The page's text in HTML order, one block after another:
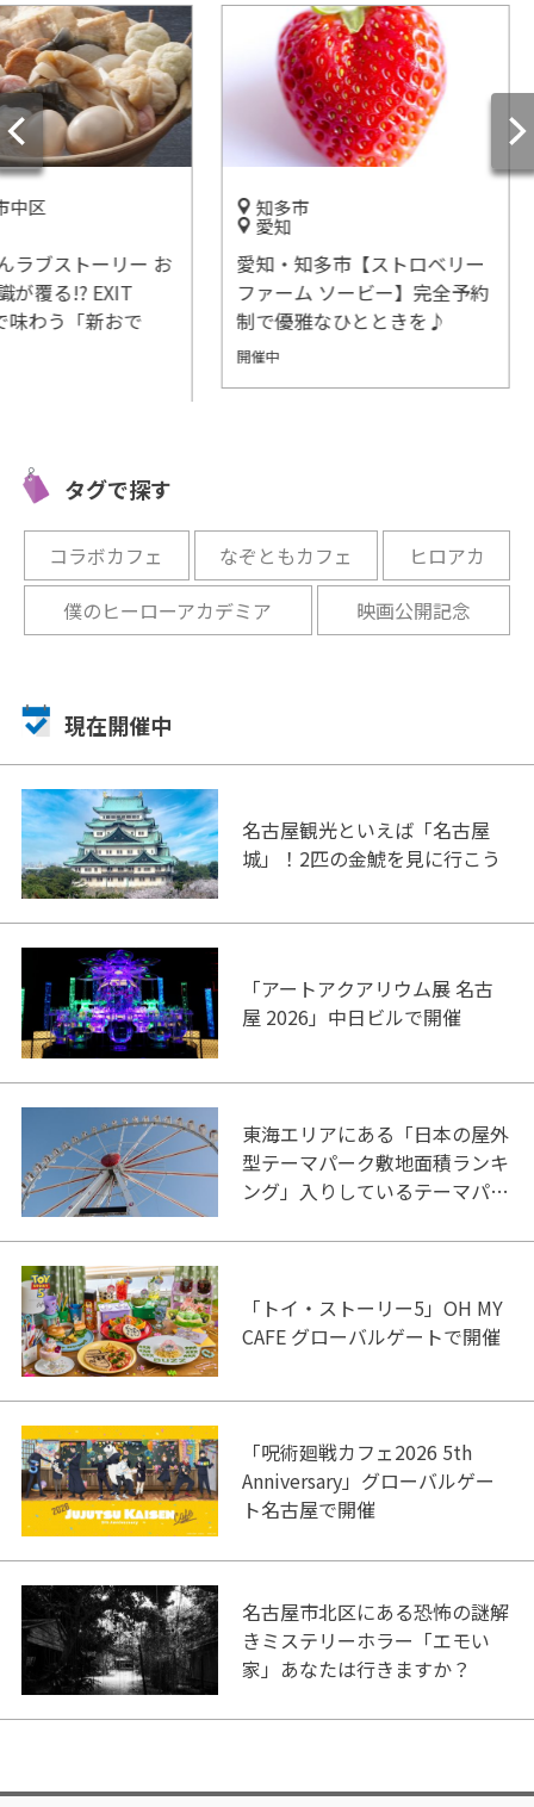
リー お
おで
愛知・知多市【ストロベリー
ファーム ソービー】完全予約
制で優雅なひとときを♪
『岐阜
施設情
タグで探す
コラボカフェ なぞともカフェ
ヒロアカ
僕のヒーローアカデミア
映画公開記念
現在開催中
名古屋観光といえば「名古屋
城」！2匹の金鯱を見に行こう
「アートアクアリウム展 名古
屋 2026」中日ビルで開催
東海エリアにある「日本の屋外
型テーマパーク敷地面積ランキ
ング」入りしているテーマパー
「トイ・ストーリー5」OH MY
CAFE グローバルゲートで開催
「呪術廻戦カフェ2026 5th
Anniversary」グローバルゲー
ト名古屋で開催
名古屋市北区にある恐怖の謎解
きミステリーホラー「エモい
家」あなたは行きますか？